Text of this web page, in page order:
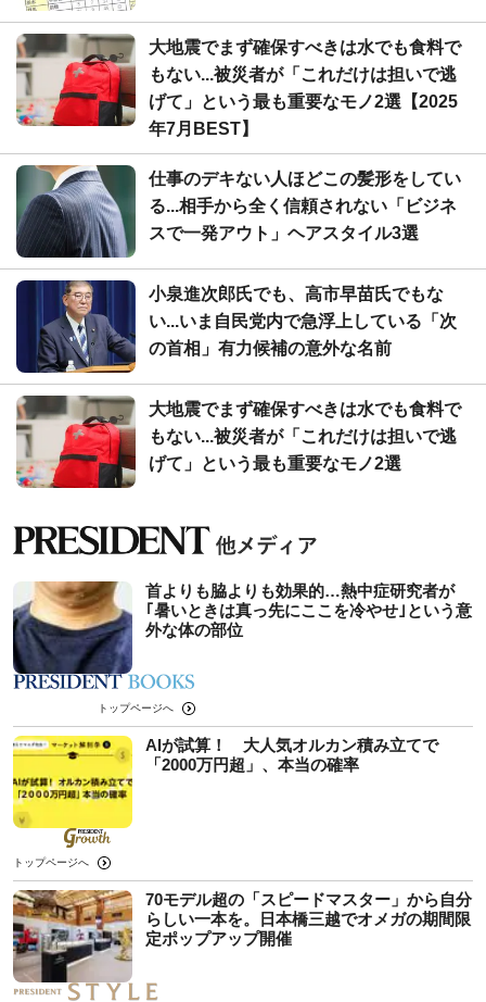
大地震でまず確保すべきは水でも食料で
もない...被災者が「これだけは担いで逃
げて」という最も重要なモノ2選【2025
年7月BEST】
仕事のデキない人ほどこの髪形をしてい
る...相手から全く信頼されない「ビジネ
スで一発アウト」ヘアスタイル3選
小泉進次郎氏でも、高市早苗氏でもな
い...いま自民党内で急浮上している「次
の首相」有力候補の意外な名前
大地震でまず確保すべきは水でも食料で
もない...被災者が「これだけは担いで逃
げて」という最も重要なモノ2選
首よりも脇よりも効果的…熱中症研究者が
｢暑いときは真っ先にここを冷やせ｣という意
外な体の部位
トップページへ
AIが試算！ 大人気オルカン積み立てで
「2000万円超」、本当の確率
トップページへ
70モデル超の「スピードマスター」から自分
らしい一本を。日本橋三越でオメガの期間限
定ポップアップ開催